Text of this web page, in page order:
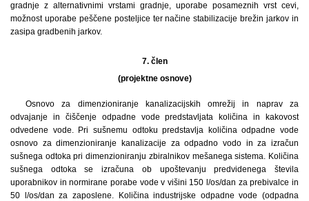
gradnje z alternativnimi vrstami gradnje, uporabe posameznih vrst cevi,
možnost uporabe peščene posteljice ter načine stabilizacije brežin jarkov in
zasipa gradbenih jarkov.
7. člen
(projektne osnove)
Osnovo za dimenzioniranje kanalizacijskih omrežij in naprav za
odvajanje in čiščenje odpadne vode predstavljata količina in kakovost
odvedene vode. Pri sušnemu odtoku predstavlja količina odpadne vode
osnovo za dimenzioniranje kanalizacije za odpadno vodo in za izračun
sušnega odtoka pri dimenzioniranju zbiralnikov mešanega sistema. Količina
sušnega odtoka se izračuna ob upoštevanju predvidenega števila
uporabnikov in normirane porabe vode v višini 150 l/os/dan za prebivalce in
50 l/os/dan za zaposlene. Količina industrijske odpadne vode (odpadna